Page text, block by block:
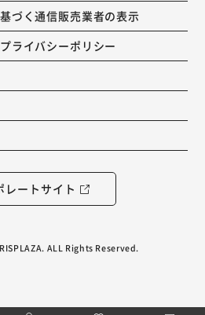
づく通信販売業者の表示
ライバシーポリシー
レートサイト
ALL Rights Reserved.